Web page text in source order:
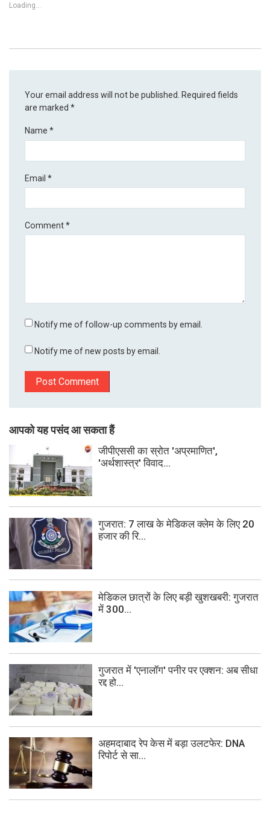
Loading...
Your email address will not be published. Required fields
are marked*
Name*
Email*
Comment*
Notify me of follow-up comments by email.
Notify me of new posts by email.
आपको यह पसंद आ सकता हैं
जीपीएससी का स्रोत 'अप्रमाणित',
'अर्थशास्त्र' विवाद...
गुजरात: 7 लाख के मेडिकल क्लेम के लिए 20
हजार की रि...
मेडिकल छात्रों के लिए बड़ी खुशखबरी: गुजरात
में 300...
गुजरात में 'एनालॉग' पनीर पर एक्शन: अब सीधा
रद्द हो...
अहमदाबाद रेप केस में बड़ा उलटफेर: DNA
रिपोर्ट से सा...